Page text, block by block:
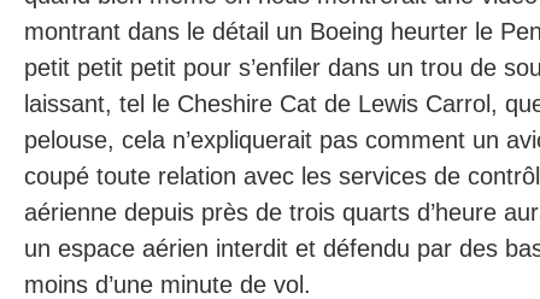
montrant dans le détail un Boeing heurter le
petit petit petit pour s’enfiler dans un trou de
laissant, tel le Cheshire Cat de Lewis Carrol,
pelouse, cela n’expliquerait pas comment un
coupé toute relation avec les services de
aérienne depuis près de trois quarts d’heure
un espace aérien interdit et défendu par des
moins d’une minute de vol.